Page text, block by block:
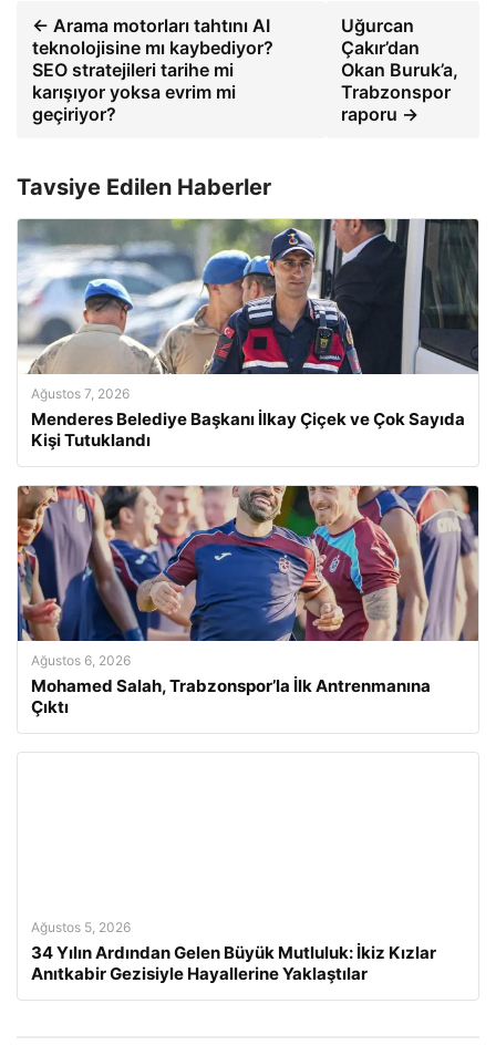
← Arama motorları tahtını AI
teknolojisine mı kaybediyor?
SEO stratejileri tarihe mi
karışıyor yoksa evrim mi
geçiriyor?
Uğurcan
Çakır’dan
Okan Buruk’a,
Trabzonspor
raporu →
Tavsiye Edilen Haberler
Ağustos 7, 2026
Menderes Belediye Başkanı İlkay Çiçek ve Çok Sayıda
Kişi Tutuklandı
Ağustos 6, 2026
Mohamed Salah, Trabzonspor’la İlk Antrenmanına
Çıktı
Ağustos 5, 2026
34 Yılın Ardından Gelen Büyük Mutluluk: İkiz Kızlar
Anıtkabir Gezisiyle Hayallerine Yaklaştılar